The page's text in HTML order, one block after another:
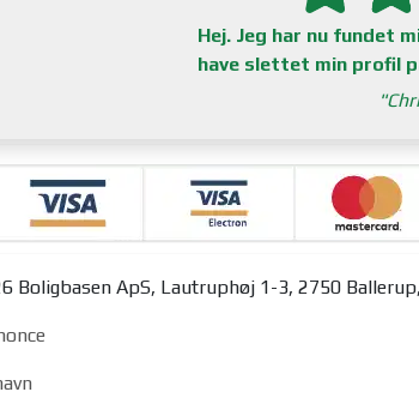
Hej. Jeg har nu fundet
have slettet min profil
Boligbasen ApS, Lautruphøj 1-3, 2750